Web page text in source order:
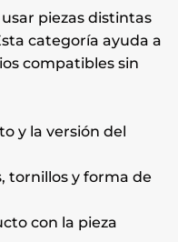
piezas distintas
categoría ayuda a
compatibles sin
y la versión del
tornillos y forma de
con la pieza